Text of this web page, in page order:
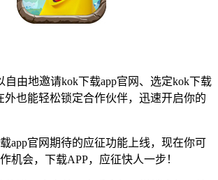
由地邀请kok下载app官网、选定kok下载
外也能轻松锁定合作伙伴，迅速开启你的
官网期待的应征功能上线，现在你可
机会，下载APP，应征快人一步！